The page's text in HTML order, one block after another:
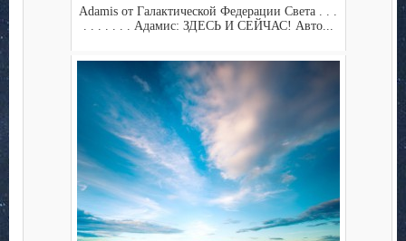
Adamis от Галактической Федерации Света . . .
. . . . . . . Адамис: ЗДЕСЬ И СЕЙЧАС! Авто...